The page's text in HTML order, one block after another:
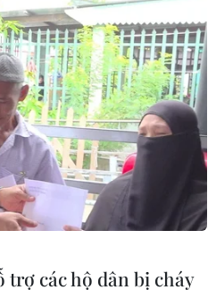
trợ các hộ dân bị cháy